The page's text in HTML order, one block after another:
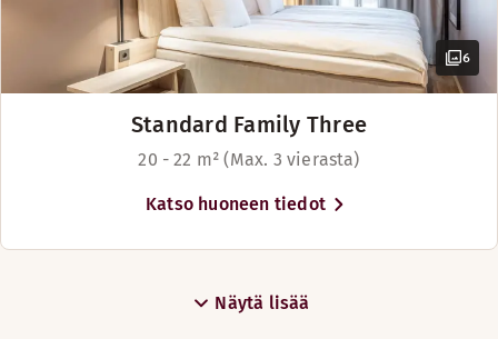
6
Standard Family Three
20 - 22 m² (Max. 3 vierasta)
Katso huoneen tiedot
Näytä lisää
Saatavilla rajoitetusti
Vuoteet enintään 4 henkilölle
Vuoteet enintään 4 henkilölle